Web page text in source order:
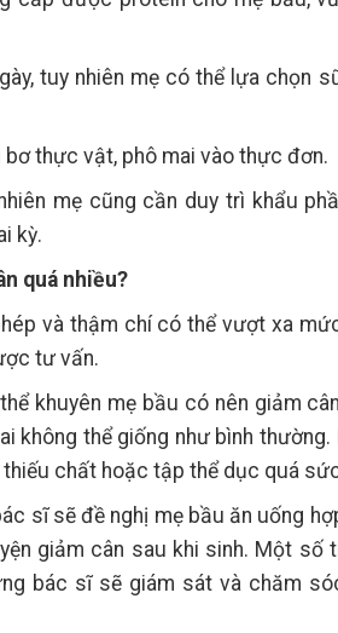
tuy nhiên mẹ có thể lựa chọn
thực vật, phô mai vào thực đơn.
mẹ cũng cần duy trì khẩu
kỳ.
quá nhiều?
và thậm chí có thể vượt xa
tư vấn.
khuyên mẹ bầu có nên giảm
không thể giống như bình thường.
chất hoặc tập thể dục quá
sĩ sẽ đề nghị mẹ bầu ăn uống
giảm cân sau khi sinh. Một
bác sĩ sẽ giám sát và chăm